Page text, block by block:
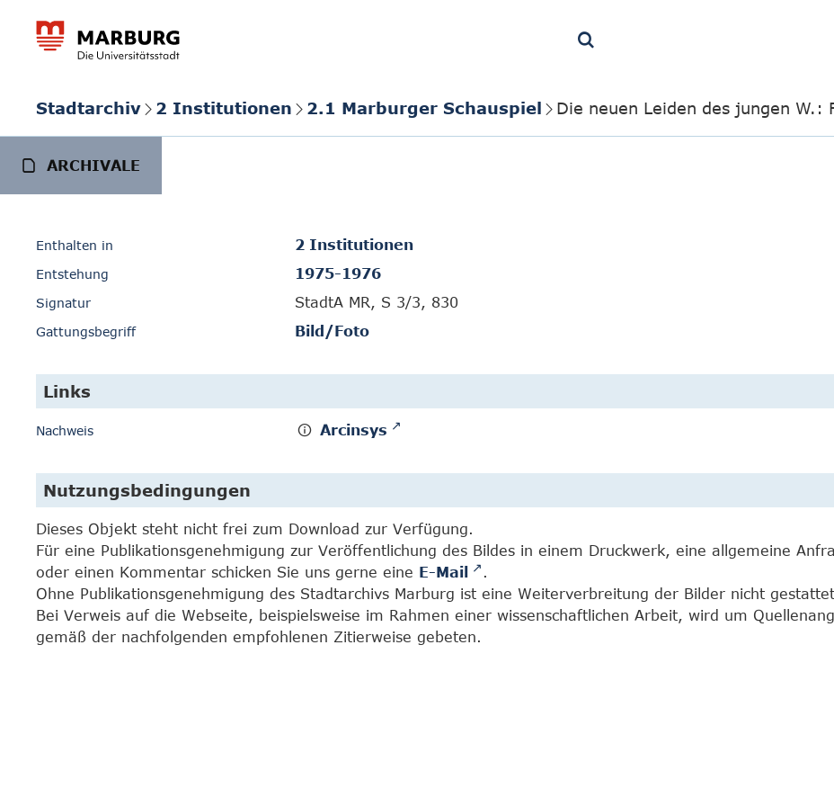
Stadtarchiv 2 Institutionen 2.1 Marburger Schauspiel Die neuen Leiden des jungen W.:
ARCHIVALE
Enthalten in 2 Institutionen
Entstehung 1975-1976
Signatur StadtA MR, S 3/3, 830
Gattungsbegriff Bild/Foto
Links
Nachweis Arcinsys
Nutzungsbedingungen
Dieses Objekt steht nicht frei zum Download zur Verfügung.
Für eine Publikationsgenehmigung zur Veröffentlichung des Bildes in einem Druckwerk, eine allgemeine
oder einen Kommentar schicken Sie uns gerne eine E-Mail
.
Ohne Publikationsgenehmigung des Stadtarchivs Marburg ist eine Weiterverbreitung der Bilder nicht
Bei Verweis auf die Webseite, beispielsweise im Rahmen einer wissenschaftlichen Arbeit, wird um
gemäß der nachfolgenden empfohlenen Zitierweise gebeten.